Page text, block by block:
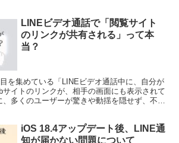
LINEビデオ通話で「閲覧サイト
のリンクが共有される」って本
当？
を集めている「LINEビデオ通話中に、自分が
サイトのリンクが、相手の画面にも表示されて
多くのユーザーが驚きや動揺を隠せず、不安
iOS 18.4アップデート後、LINE通
知が届かない問題について